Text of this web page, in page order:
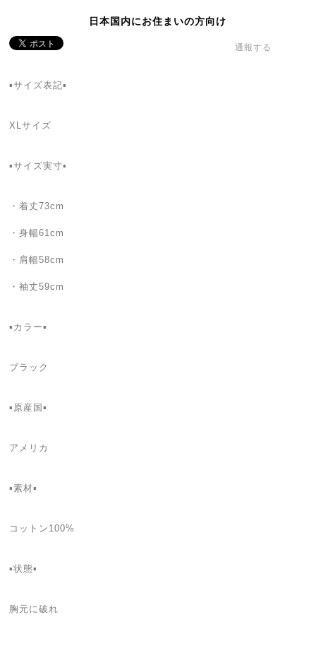
日本国内にお住まいの方向け
通報する
▪️サイズ表記▪
XLサイズ
▪️サイズ実寸▪️
・着丈73cm
・身幅61cm
・肩幅58cm
・袖丈59cm
▪カラー▪
ブラック
▪️原産国▪
アメリカ
▪️素材▪
コットン100%
▪️状態▪️
胸元に破れ